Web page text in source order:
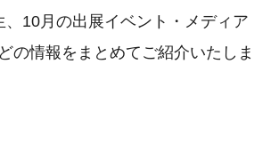
、10月の出展イベント・メディア
の情報をまとめてご紹介いたしま